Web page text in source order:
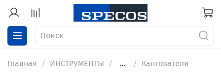
Главная ИНСТРУМЕНТЫ ... Кантователи